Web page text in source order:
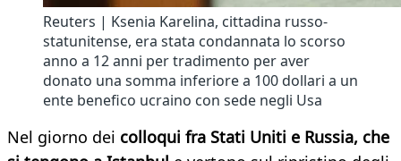
Reuters | Ksenia Karelina, cittadina russo-
statunitense, era stata condannata lo scorso
anno a 12 anni per tradimento per aver
donato una somma inferiore a 100 dollari a un
ente benefico ucraino con sede negli Usa
Nel giorno dei colloqui fra Stati Uniti e Russia, che